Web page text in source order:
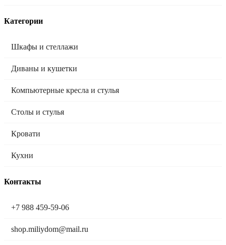
Категории
Шкафы и стеллажи
Диваны и кушетки
Компьютерные кресла и стулья
Столы и стулья
Кровати
Кухни
Контакты
+7 988 459-59-06
shop.miliydom@mail.ru